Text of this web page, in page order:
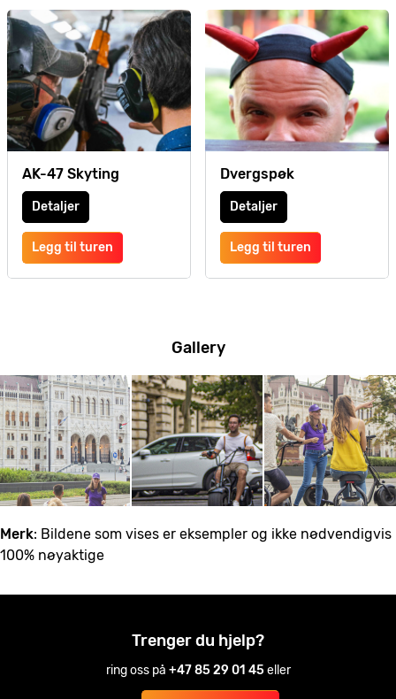
AK-47 Skyting
Detaljer
Legg til turen
Dvergspøk
Detaljer
Legg til turen
Gallery
Merk: Bildene som vises er eksempler og ikke nødvendigvis
100% nøyaktige
Trenger du hjelp?
ring oss på +47 85 29 01 45eller